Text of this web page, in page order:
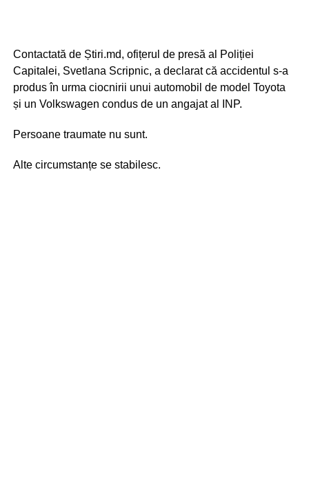
Contactată de Știri.md, ofițerul de presă al Poliției
Capitalei, Svetlana Scripnic, a declarat că accidentul s-a
produs în urma ciocnirii unui automobil de model Toyota
și un Volkswagen condus de un angajat al INP.
Persoane traumate nu sunt.
Alte circumstanțe se stabilesc.